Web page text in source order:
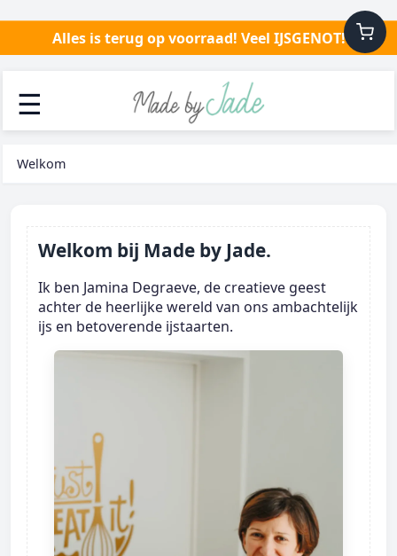
Alles is terug op voorraad! Veel IJSGENOT!
☰
Welkom
Welkom bij Made by Jade.
Ik ben Jamina Degraeve, de creatieve geest
achter de heerlijke wereld van ons ambachtelijk
ijs en betoverende ijstaarten.